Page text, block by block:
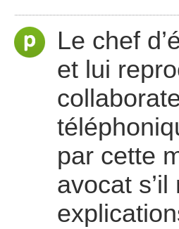
Le chef
et lui
par cette
avocat